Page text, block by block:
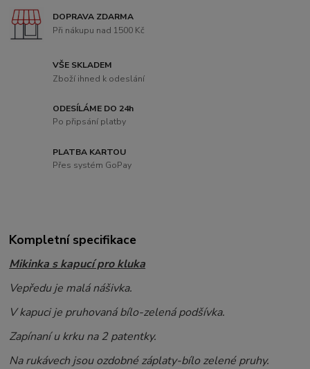
DOPRAVA ZDARMA
Při nákupu nad 1500 Kč
VŠE SKLADEM
Zboží ihned k odeslání
ODESÍLÁME DO 24h
Po připsání platby
PLATBA KARTOU
Přes systém GoPay
Kompletní specifikace
Mikinka s kapucí pro kluka
Vepředu je malá nášivka.
V kapuci je pruhovaná bílo-zelená podšívka.
Zapínaní u krku na 2 patentky.
Na rukávech jsou ozdobné záplaty-bílo zelené pruhy.